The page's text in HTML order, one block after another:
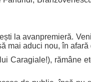
la avanpremieră.
aduci nou, în
Caragiale!), rămâne